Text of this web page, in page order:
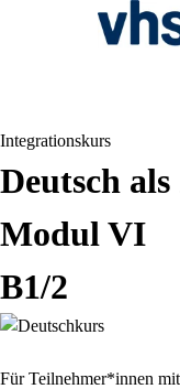
Integrationskurs
Deutsch
Modul VI
B1/2
Für Teilnehmer*innen